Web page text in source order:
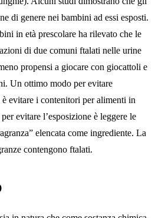
di genere nei bambini ad essi esposti.
in età prescolare ha rilevato che le
di due comuni ftalati nelle urine
propensi a giocare con giocattoli e
Un ottimo modo per evitare
evitare i contenitori per alimenti in
evitare l’esposizione è leggere le
elencata come ingrediente. La
contengono ftalati.